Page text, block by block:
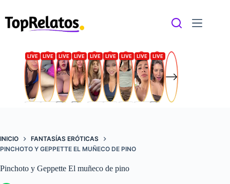
contenido
INICIO
FANTASÍAS ERÓTICAS
PINCHOTO Y GEPPETTE EL MUÑECO DE PINO
Pinchoto y Geppette El muñeco de pino